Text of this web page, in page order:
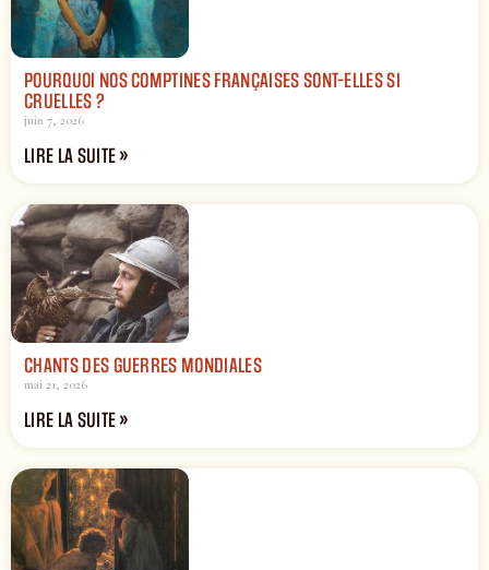
POURQUOI NOS COMPTINES FRANÇAISES SONT-ELLES SI
CRUELLES ?
juin 7, 2026
LIRE LA SUITE »
CHANTS DES GUERRES MONDIALES
mai 21, 2026
LIRE LA SUITE »